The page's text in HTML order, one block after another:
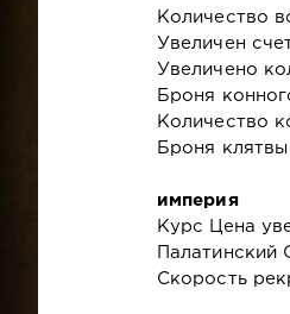
Количество
Увеличен
Увеличено
Броня
Количество
Броня
империя
Курс Цена
Скорость